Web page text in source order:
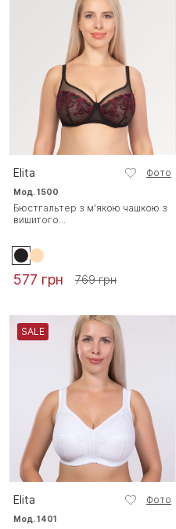
Elita Фото
Мод. 1500
Бюстгальтер з м'якою чашкою з
вишитого...
577 грн 769 грн
SALE
Elita Фото
Мод. 1401